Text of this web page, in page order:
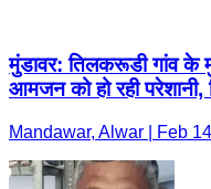
मुंडावर: तिलकरूडी गांव के
आमजन को हो रही परेशानी,
Mandawar, Alwar | Feb